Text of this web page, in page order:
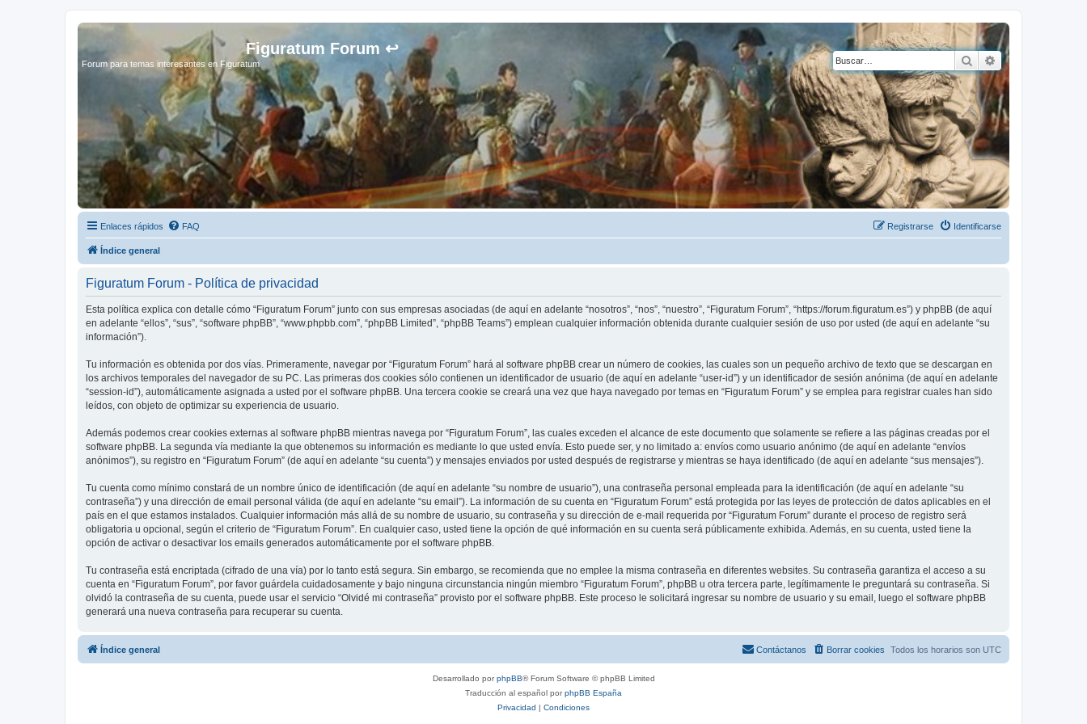
Figuratum Forum ↩
Forum para temas interesantes en Figuratum BuscarBúsqueda
Enlaces rápidos FAQ Identificarse
Registrarse
Índice general
Figuratum Forum - Política de privacidad
Esta política explica con detalle cómo “Figuratum Forum” junto con sus empresas asociadas (de aquí en adelante “nosotros”, “nos”, “nuestro”, “Figuratum Forum”, “https://forum.figuratum.es”) y phpBB (de aquí
en adelante “ellos”, “sus”, “software phpBB”, “www.phpbb.com”, “phpBB Limited”, “phpBB Teams”) emplean cualquier información obtenida durante cualquier sesión de uso por usted (de aquí en adelante “su
información”).
Tu información es obtenida por dos vías. Primeramente, navegar por “Figuratum Forum” hará al software phpBB crear un número de cookies, las cuales son un pequeño archivo de texto que se descargan en
los archivos temporales del navegador de su PC. Las primeras dos cookies sólo contienen un identificador de usuario (de aquí en adelante “user-id”) y un identificador de sesión anónima (de aquí en adelante
“session-id”), automáticamente asignada a usted por el software phpBB. Una tercera cookie se creará una vez que haya navegado por temas en “Figuratum Forum” y se emplea para registrar cuales han sido
leídos, con objeto de optimizar su experiencia de usuario.
Además podemos crear cookies externas al software phpBB mientras navega por “Figuratum Forum”, las cuales exceden el alcance de este documento que solamente se refiere a las páginas creadas por el
software phpBB. La segunda vía mediante la que obtenemos su información es mediante lo que usted envía. Esto puede ser, y no limitado a: envíos como usuario anónimo (de aquí en adelante “envíos
anónimos”), su registro en “Figuratum Forum” (de aquí en adelante “su cuenta”) y mensajes enviados por usted después de registrarse y mientras se haya identificado (de aquí en adelante “sus mensajes”).
Tu cuenta como mínimo constará de un nombre único de identificación (de aquí en adelante “su nombre de usuario”), una contraseña personal empleada para la identificación (de aquí en adelante “su
contraseña”) y una dirección de email personal válida (de aquí en adelante “su email”). La información de su cuenta en “Figuratum Forum” está protegida por las leyes de protección de datos aplicables en el
país en el que estamos instalados. Cualquier información más allá de su nombre de usuario, su contraseña y su dirección de e-mail requerida por “Figuratum Forum” durante el proceso de registro será
obligatoria u opcional, según el criterio de “Figuratum Forum”. En cualquier caso, usted tiene la opción de qué información en su cuenta será públicamente exhibida. Además, en su cuenta, usted tiene la
opción de activar o desactivar los emails generados automáticamente por el software phpBB.
Tu contraseña está encriptada (cifrado de una vía) por lo tanto está segura. Sin embargo, se recomienda que no emplee la misma contraseña en diferentes websites. Su contraseña garantiza el acceso a su
cuenta en “Figuratum Forum”, por favor guárdela cuidadosamente y bajo ninguna circunstancia ningún miembro “Figuratum Forum”, phpBB u otra tercera parte, legítimamente le preguntará su contraseña. Si
olvidó la contraseña de su cuenta, puede usar el servicio “Olvidé mi contraseña” provisto por el software phpBB. Este proceso le solicitará ingresar su nombre de usuario y su email, luego el software phpBB
generará una nueva contraseña para recuperar su cuenta.
Índice general Todos los horarios son UTC
Borrar cookies
Contáctanos
Desarrollado porphpBB® Forum Software © phpBB Limited
Traducción al español porphpBB España
Privacidad | Condiciones